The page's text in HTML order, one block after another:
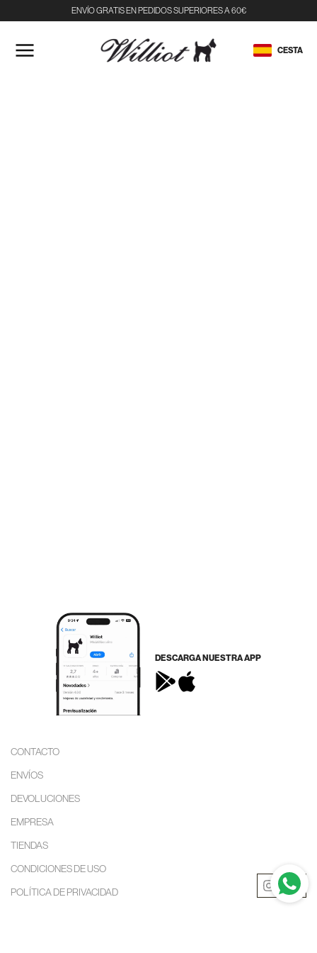
CONTENIDO
ENVÍO GRATIS EN PEDIDOS SUPERIORES A 60€
CESTA
DESCARGA NUESTRA APP
CONTACTO
ENVÍOS
DEVOLUCIONES
EMPRESA
TIENDAS
CONDICIONES DE USO
POLÍTICA DE PRIVACIDAD